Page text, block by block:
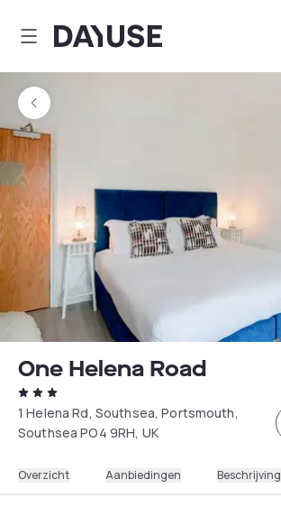
Dayuse
One Helena Road
1 Helena Rd, Southsea, Portsmouth,
Southsea PO4 9RH, UK
Overzicht Aanbiedingen Beschrijving